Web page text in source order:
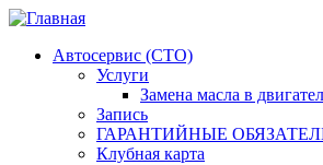
Автосервис (СТО)
Услуги
Замена масла в
Запись
ГАРАНТИЙНЫЕ
Клубная карта